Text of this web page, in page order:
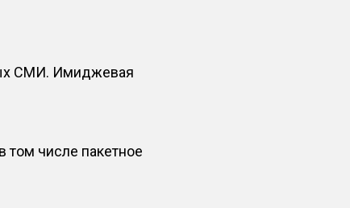
СМИ. Имиджевая
том числе пакетное